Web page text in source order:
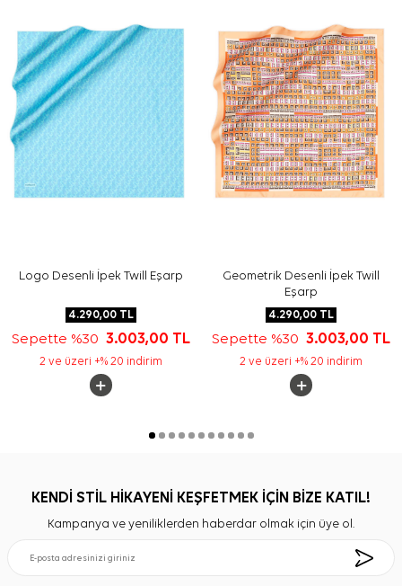
Yıkama ve bakım için ürün etiketindeki talimatları
izleyiniz. İpek ve hassas eşarpların özenli bakımındaAker
İpek Eşarp Şampuanıelde hassas bakım gerektiren
durumlarda yardımcı olabilir.
Sıkça Sorulan Sorular
Bej İpek Kare Logo Desenli Eşarp hangi malzemeden
üretilmiştir?
Bu ipek eşarp hangi kombinlerle kullanılabilir?
Deseni nasıl görünür?
Logo Desenli İpek Twill Eşarp
4.290,00TL
Sepette %30 3.003,00 TL
2 ve üzeri +% 20 indirim
Geometrik Desenli İpek Twill
Eşarp
4.290,00 TL
Sepette %303.003,00 TL
2 ve üzeri +% 20 indirim
KENDİ STİL HİKAYENİ KEŞFETMEK İÇİN BİZE KATIL!
Kampanya ve yeniliklerden haberdar olmak için üye ol.